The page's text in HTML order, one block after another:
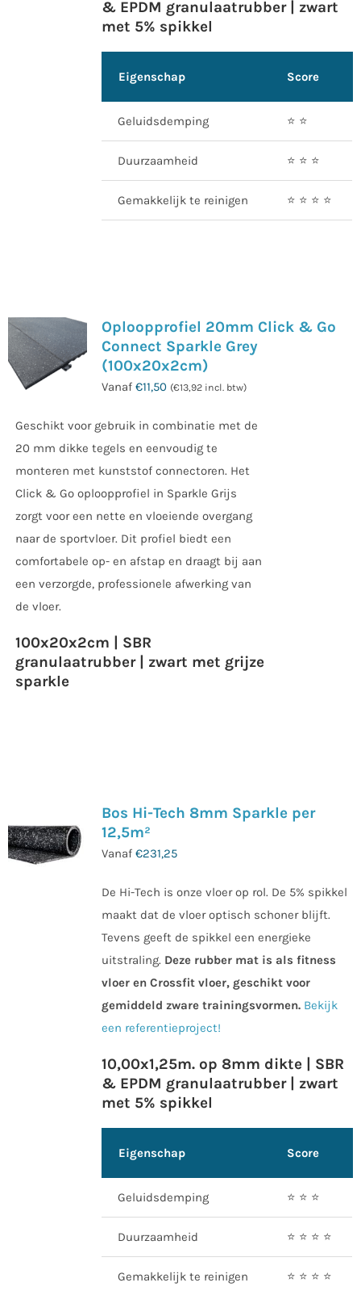
& EPDM granulaatrubber | zwart
met 5% spikkel
Eigenschap Score
Geluidsdemping ⭐️ ⭐️
Duurzaamheid ⭐️ ⭐️ ⭐️
Gemakkelijk te reinigen ⭐️ ⭐️ ⭐️ ⭐️
variaties.
Deze
optie
gekozen
worden
op
de
productpagina
Oploopprofiel 20mm Click & Go
Connect Sparkle Grey
(100x20x2cm)
Vanaf €11,50 (€13,92incl. btw)
Geschikt voor gebruik in combinatie met de
20 mm dikke tegels en eenvoudig te
monteren met kunststof connectoren. Het
Click & Go oploopprofiel in Sparkle Grijs
zorgt voor een nette en vloeiende overgang
naar de sportvloer. Dit profiel biedt een
comfortabele op- en afstap en draagt bij aan
een verzorgde, professionele afwerking van
de vloer.
100x20x2cm | SBR
granulaatrubber | zwart met grijze
sparkle
Bos Hi-Tech 8mm Sparkle per
12,5m²
Vanaf €231,25
De Hi-Tech is onze vloer op rol. De 5% spikkel
maakt dat de vloer optisch schoner blijft.
Tevens geeft de spikkel een energieke
uitstraling. Deze rubber mat is als fitness
vloer en Crossfit vloer, geschikt voor
gemiddeld zware trainingsvormen. Bekijk
een referentieproject!
10,00x1,25m. op 8mm dikte | SBR
& EPDM granulaatrubber | zwart
met 5% spikkel
Eigenschap Score
Geluidsdemping ⭐️ ⭐️ ⭐️
Duurzaamheid ⭐️ ⭐️ ⭐️ ⭐️
Gemakkelijk te reinigen ⭐️ ⭐️ ⭐️ ⭐️